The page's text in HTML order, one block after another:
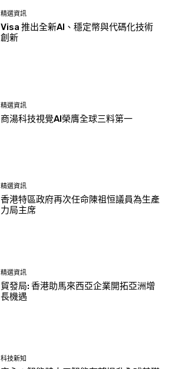
精選資訊
Visa 推出全新AI、穩定幣與代碼化技術
創新
精選資訊
商湯科技視覺AI榮膺全球三料第一
精選資訊
香港特區政府再次任命陳祖恒議員為生產
力局主席
精選資訊
貿發局: 香港助馬來西亞企業開拓亞洲增
長機遇
科技新知